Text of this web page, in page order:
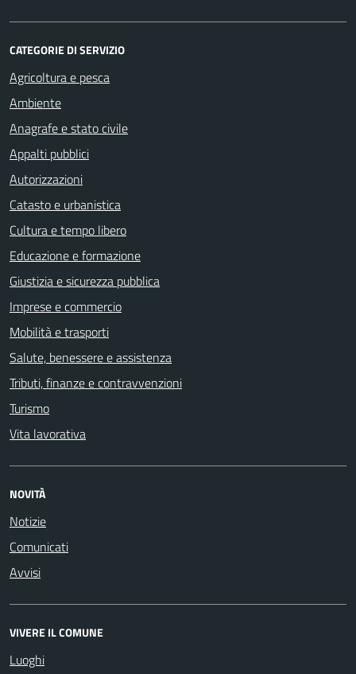
CATEGORIE DI SERVIZIO
Agricoltura e pesca
Ambiente
Anagrafe e stato civile
Appalti pubblici
Autorizzazioni
Catasto e urbanistica
Cultura e tempo libero
Educazione e formazione
Giustizia e sicurezza pubblica
Imprese e commercio
Mobilità e trasporti
Salute, benessere e assistenza
Tributi, finanze e contravvenzioni
Turismo
Vita lavorativa
NOVITÀ
Notizie
Comunicati
Avvisi
VIVERE IL COMUNE
Luoghi